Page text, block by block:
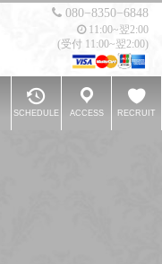
080−8350−6848
11:00~翌2:00
(受付 11:00~翌2:00)
SCHEDULE ACCESS RECRUIT